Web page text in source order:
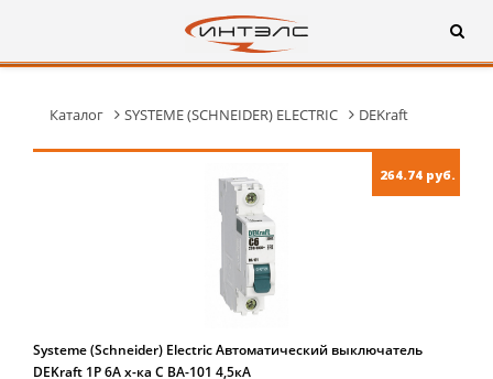
Каталог SYSTEME (SCHNEIDER) ELECTRIC DEKraft
264.74 руб.
Systeme (Schneider) Electric Автоматический выключатель
DEKraft 1Р 6А х-ка C ВА-101 4,5кА